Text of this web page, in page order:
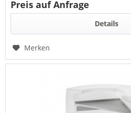
Preis auf Anfrage
Details
Merken